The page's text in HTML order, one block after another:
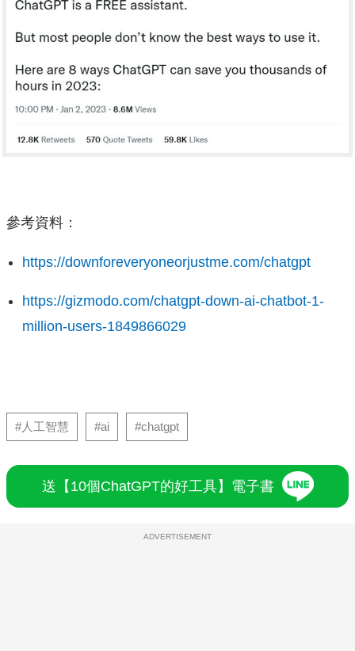
參考資料：
https://downforeveryoneorjustme.com/chatgpt
https://gizmodo.com/chatgpt-down-ai-chatbot-1-
million-users-1849866029
#人工智慧 #ai #chatgpt
送【10個ChatGPT的好工具】電子書
ADVERTISEMENT